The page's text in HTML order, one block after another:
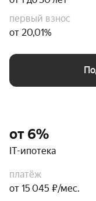
первый взнос
от 20,01%
от 6%
IT-ипотека
платёж
от 15 045 ₽/мес.